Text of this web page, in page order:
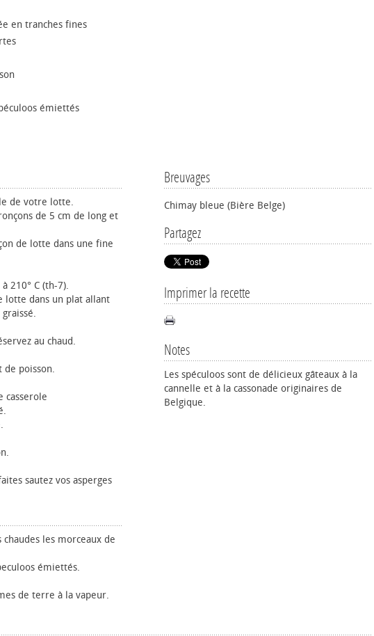
en tranches fines
émiettés
Breuvages
Chimay bleue (Bière Belge)
Partagez
Imprimer la recette
Notes
Les spéculoos sont de délicieux gâteaux à la
cannelle et à la cassonade originaires de
Belgique.
de votre lotte.
de 5 cm de long et
de lotte dans une fine
210° C (th-7).
lotte dans un plat allant
au chaud.
de poisson.
casserole
sautez vos asperges
les morceaux de
émiettés.
de terre à la vapeur.